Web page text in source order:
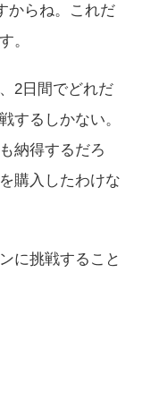
からね。これだ
。
2日間でどれだ
するしかない。
納得するだろ
購入したわけな
に挑戦すること